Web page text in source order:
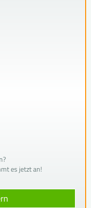
es jetzt an!